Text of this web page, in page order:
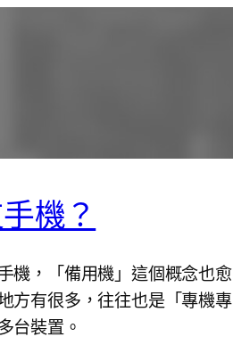
機？
機，「備用機」這個概念也愈
方有很多，往往也是「專機專
台裝置。